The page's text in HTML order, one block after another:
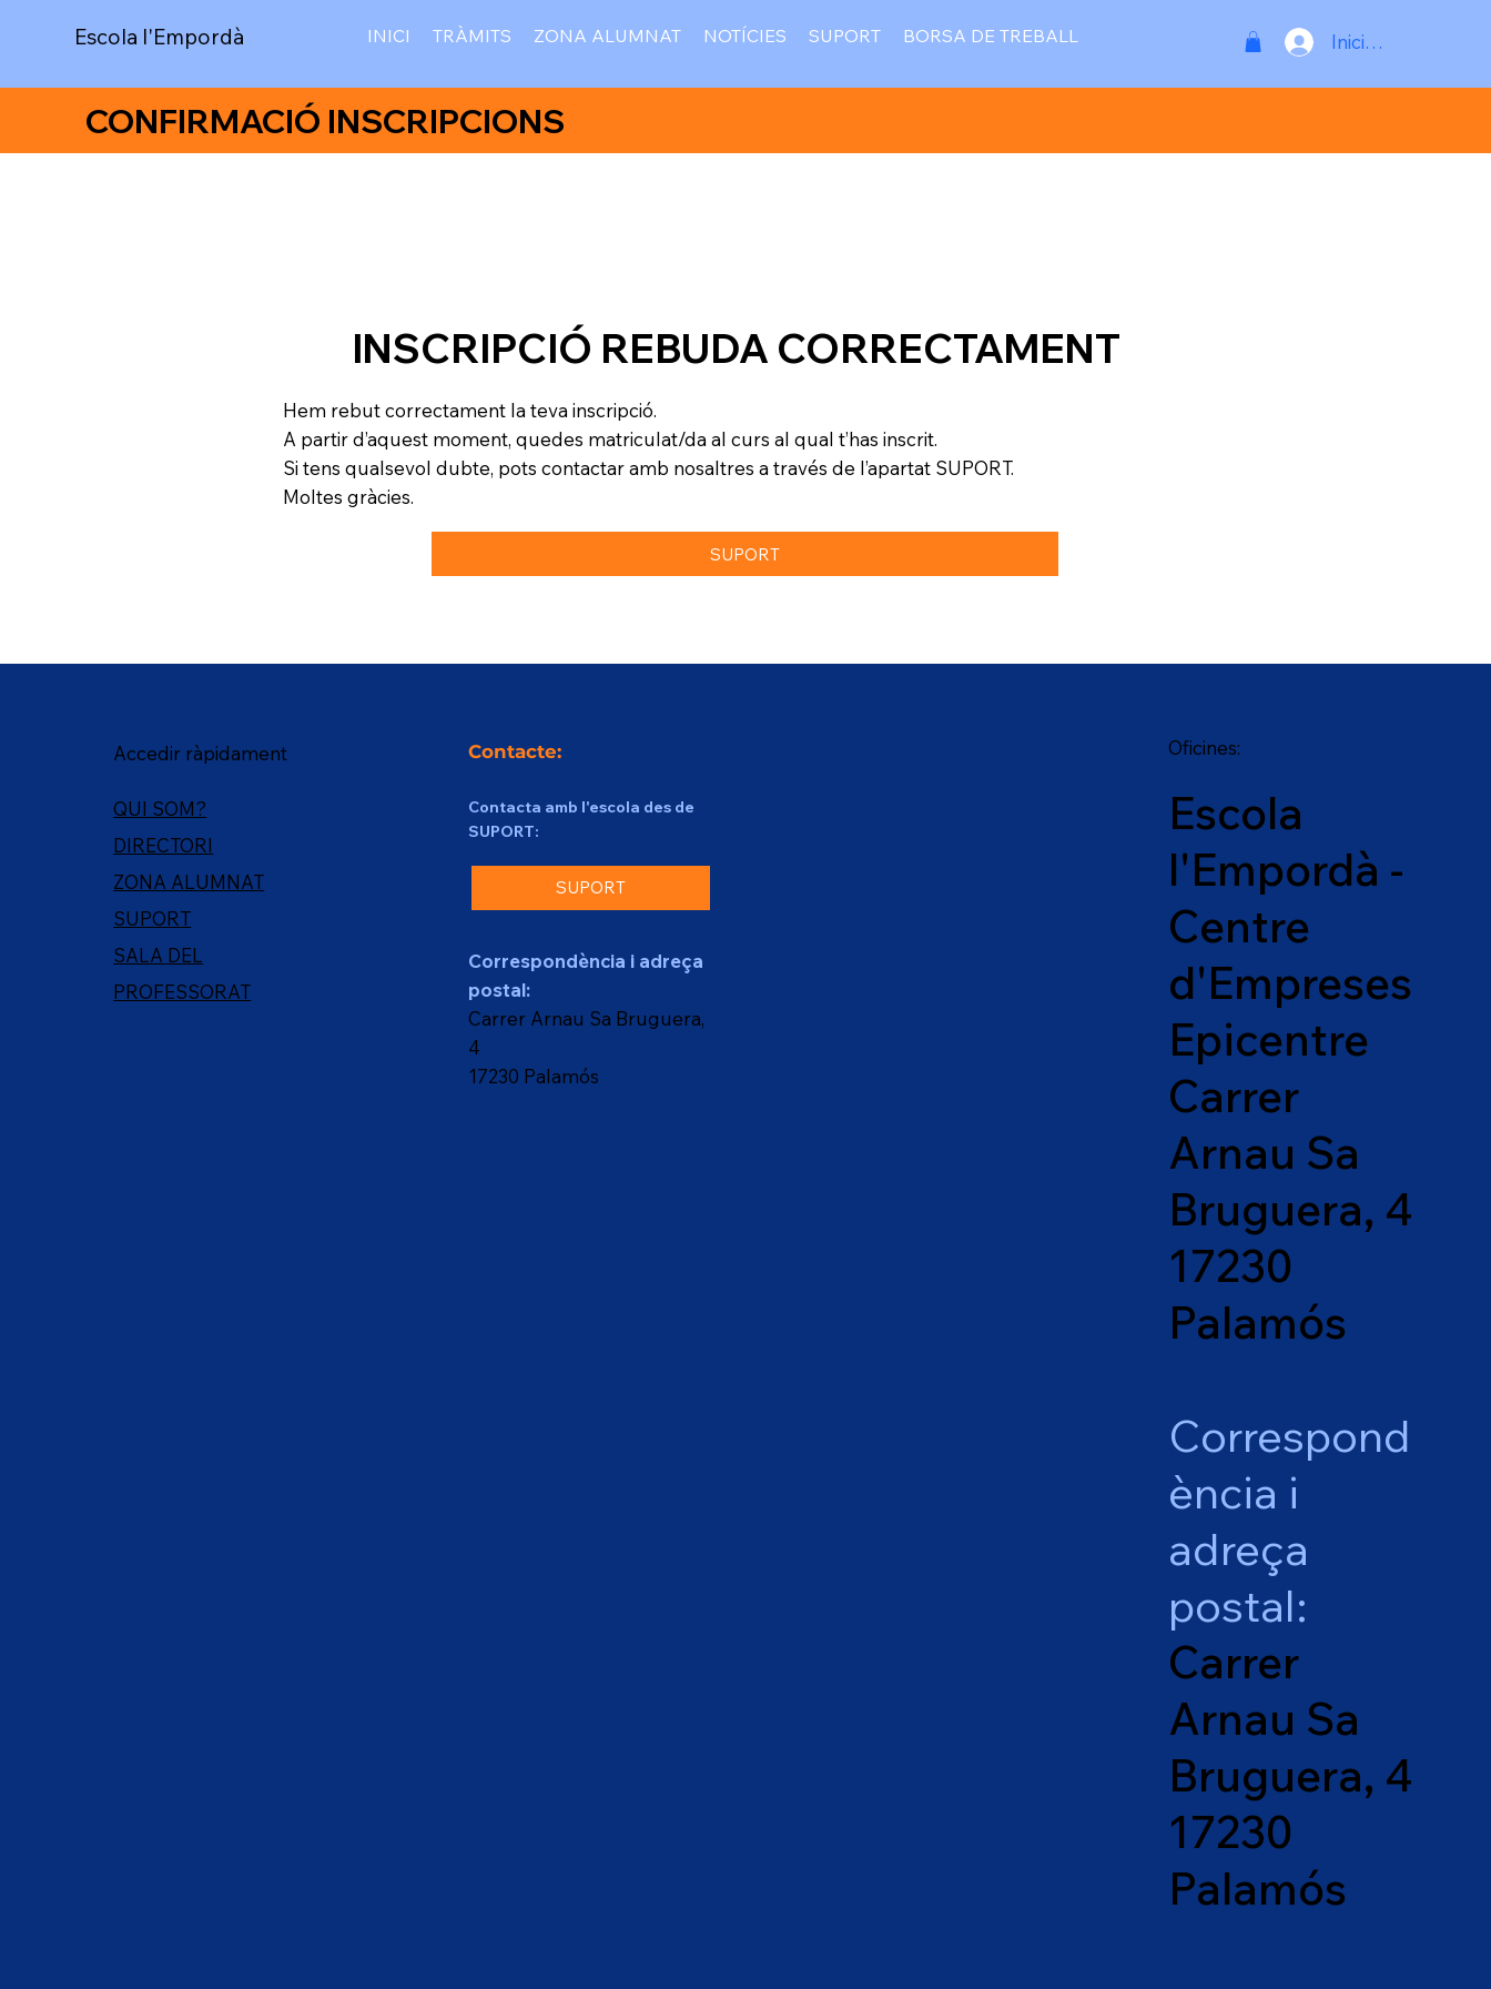
Escola l'Empordà INICI TRÀMITS ZONA ALUMNAT NOTÍCIES SUPORT BORSA DE TREBALL Inicia la sessió
CONFIRMACIÓ INSCRIPCIONS
INSCRIPCIÓ REBUDA CORRECTAMENT
Hem rebut correctament la teva inscripció.
A partir d’aquest moment, quedes matriculat/da al curs al qual t’has inscrit.
Si tens qualsevol dubte, pots contactar amb nosaltres a través de l’apartat SUPORT.
Moltes gràcies.
SUPORT
Accedir ràpidament
QUI SOM?
DIRECTORI
ZONA ALUMNAT
SUPORT
SALA DEL
PROFESSORAT
Contacte:
Contacta amb l'escola des de
SUPORT:
SUPORT
Correspondència i adreça
postal:
Carrer Arnau Sa Bruguera,
4
17230 Palamós
Oficines:
Escola
l'Empordà -
Centre
d'Empreses
Epicentre
Carrer
Arnau Sa
Bruguera, 4
17230
Palamós
Correspond
ència i
adreça
postal:
Carrer
Arnau Sa
Bruguera, 4
17230
Palamós